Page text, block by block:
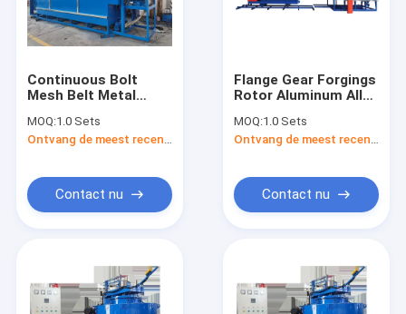
Continuous Bolt
Mesh Belt Metal
For Heat Treatment
MOQ:1.0 Sets
Contact nu
Flange Gear Forgings
Rotor Aluminum Alloy
Trolley Resistance
Heat Treatment
MOQ:1.0 Sets
Contact nu